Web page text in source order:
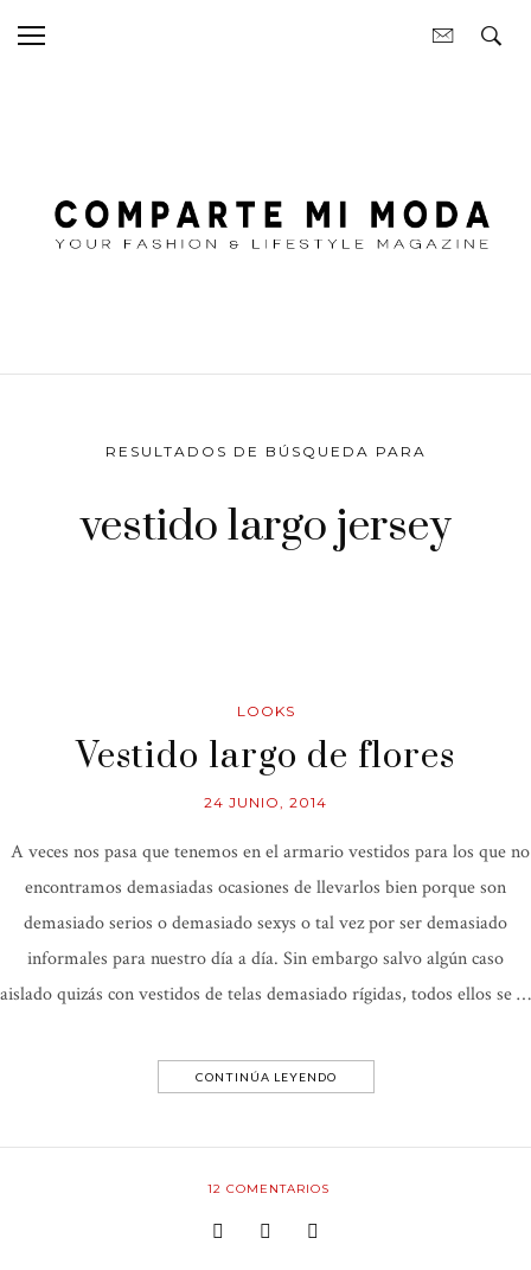
RESULTADOS DE BÚSQUEDA PARA
vestido largo jersey
LOOKS
Vestido largo de flores
24 JUNIO, 2014
A veces nos pasa que tenemos en el armario vestidos para los que no
encontramos demasiadas ocasiones de llevarlos bien porque son
demasiado serios o demasiado sexys o tal vez por ser demasiado
informales para nuestro día a día. Sin embargo salvo algún caso
aislado quizás con vestidos de telas demasiado rígidas, todos ellos se …
CONTINÚA LEYENDO
12 COMENTARIOS